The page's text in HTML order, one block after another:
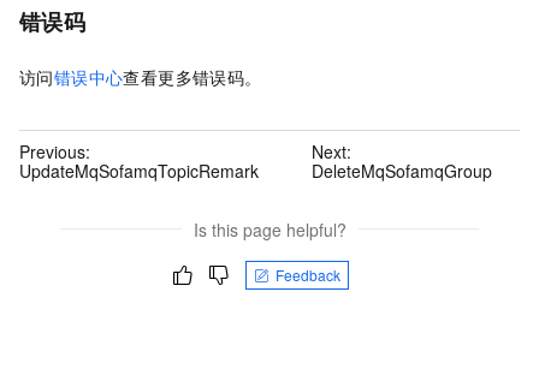
错误码
访问错误中心查看更多错误码。
Previous:
UpdateMqSofamqTopicRemark
Next:
DeleteMqSofamqGroup
Is this page helpful?
Feedback